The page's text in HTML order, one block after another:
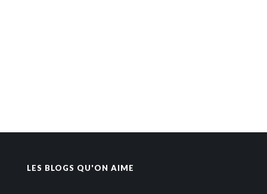
LES BLOGS QU'ON AIME